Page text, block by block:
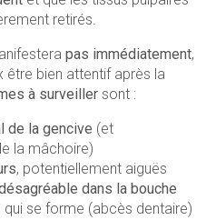
retirés.
pas immédiatement,
être bien attentif après la
à surveiller sont :
de la gencive (et
la mâchoire)
, potentiellement aiguës
dans la bouche
se forme (abcès dentaire)